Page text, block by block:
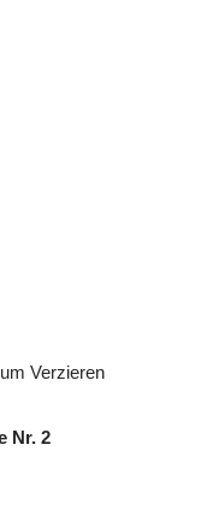
Verzieren
Nr. 2